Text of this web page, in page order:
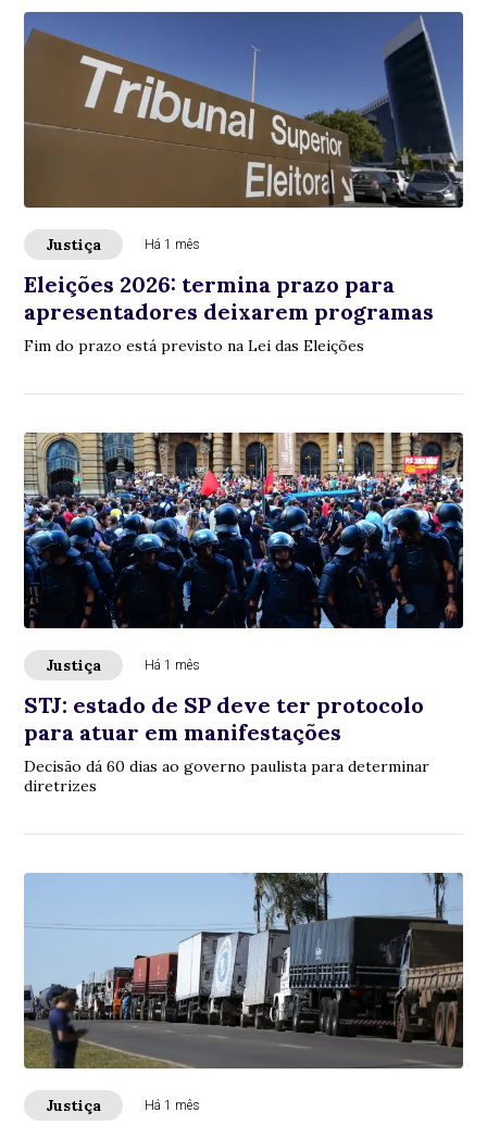
Justiça Há 1 mês
Eleições 2026: termina prazo para
apresentadores deixarem programas
Fim do prazo está previsto na Lei das Eleições
Justiça Há 1 mês
STJ: estado de SP deve ter protocolo
para atuar em manifestações
Decisão dá 60 dias ao governo paulista para determinar
diretrizes
Justiça Há 1 mês